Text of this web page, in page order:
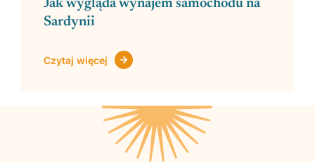
Jak wygląda wynajem samochodu na
Sardynii
Czytaj więcej